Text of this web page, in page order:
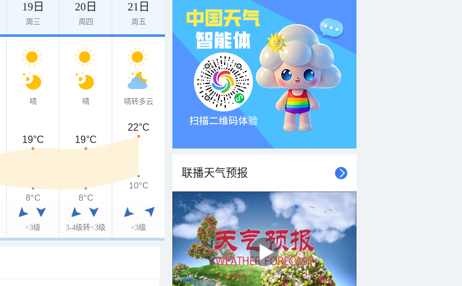
19日
周三
20日
周四
21日
周五
晴
<3级
晴
3-4级转<3级
晴转多云
<3级
19°C 19°C
22°C
8°C 8°C
10°C
联播天气预报